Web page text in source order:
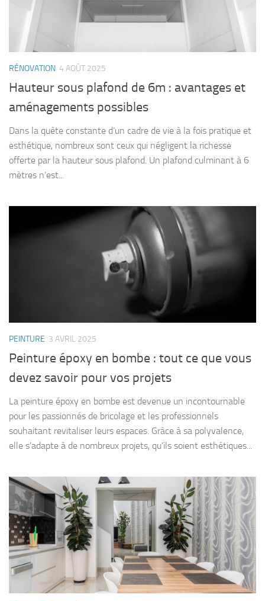
RÉNOVATION 4 AOÛT 2025
Hauteur sous plafond de 6m : avantages et
aménagements possibles
Dans la quête constante d’un cadre de vie à la fois pratique et
esthétique, nombreux sont ceux qui négligent la richesse
offerte par la hauteur sous plafond. Un plafond culminant à 6
mètres n’est...
PEINTURE 3 AVRIL 2025
Peinture époxy en bombe : tout ce que vous
devez savoir pour vos projets
La peinture époxy en bombe est devenue un incontournable
pour les passionnés de bricolage et les professionnels
souhaitant revitaliser leurs espaces. Grâce à sa polyvalence,
elle s’adapte à de nombreux projets, qu’ils soient esthétiques...